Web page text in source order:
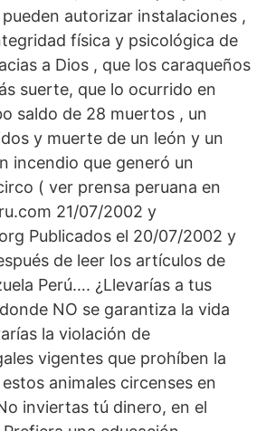
autorizar instalaciones ,
física y psicológica de
a Dios , que los caraqueños
suerte, que lo ocurrido en
saldo de 28 muertos , un
y muerte de un león y un
incendio que generó un
( ver prensa peruana en
21/07/2002 y
Publicados el 20/07/2002 y
de leer los artículos de
Perú…. ¿Llevarías a tus
NO se garantiza la vida
la violación de
vigentes que prohíben la
animales circenses en
inviertas tú dinero, en el